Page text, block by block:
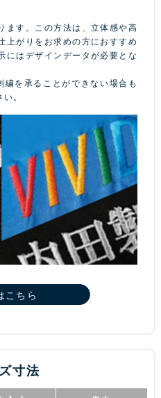
ます。この方法は、立体感や高
上がりをお求めの方におすすめ
にはデザインデータが必要とな
を承ることができない場合も
。
こちら
寸法